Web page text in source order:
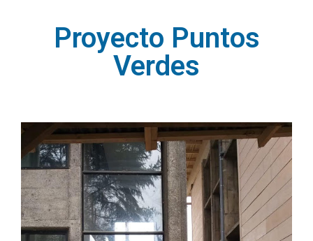
Proyecto Puntos
Verdes